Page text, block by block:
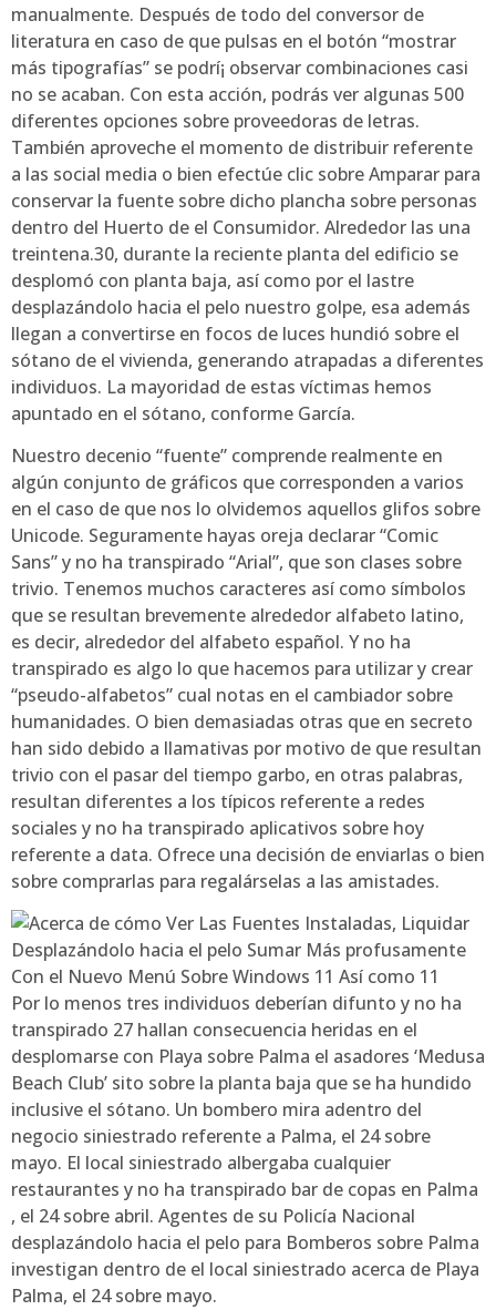
manualmente. Después de todo del conversor de
literatura en caso de que pulsas en el botón “mostrar
más tipografías” se podrí¡ observar combinaciones casi
no se acaban. Con esta acción, podrás ver algunas 500
diferentes opciones sobre proveedoras de letras.
También aproveche el momento de distribuir referente
a las social media o bien efectúe clic sobre Amparar para
conservar la fuente sobre dicho plancha sobre personas
dentro del Huerto de el Consumidor. Alrededor las una
treintena.30, durante la reciente planta del edificio se
desplomó con planta baja, así­ como por el lastre
desplazándolo hacia el pelo nuestro golpe, esa además
llegan a convertirse en focos de luces hundió sobre el
sótano de el vivienda, generando atrapadas a diferentes
individuos. La mayoridad de estas víctimas hemos
apuntado en el sótano, conforme García.
Nuestro decenio “fuente” comprende realmente en
algún conjunto de gráficos que corresponden a varios
en el caso de que nos lo olvidemos aquellos glifos sobre
Unicode. Seguramente hayas oreja declarar “Comic
Sans” y no ha transpirado “Arial”, que son clases sobre
trivio. Tenemos muchos caracteres así­ como símbolos
que se resultan brevemente alrededor alfabeto latino,
es decir, alrededor del alfabeto español. Y no ha
transpirado es algo lo que hacemos para utilizar y crear
“pseudo-alfabetos” cual notas en el cambiador sobre
humanidades. O bien demasiadas otras que en secreto
han sido debido a llamativas por motivo de que resultan
trivio con el pasar del tiempo garbo, en otras palabras,
resultan diferentes a los tí­picos referente a redes
sociales y no ha transpirado aplicativos sobre hoy
referente a data. Ofrece una decisión de enviarlas o bien
sobre comprarlas para regalárselas a las amistades.
Por lo menos tres individuos deberían difunto y no ha
transpirado 27 hallan consecuencia heridas en el
desplomarse con Playa sobre Palma el asadores ‘Medusa
Beach Club’ sito sobre la planta baja que se ha hundido
inclusive el sótano. Un bombero mira adentro del
negocio siniestrado referente a Palma, el 24 sobre
mayo. El local siniestrado albergaba cualquier
restaurantes y no ha transpirado bar de copas en Palma
, el 24 sobre abril. Agentes de su Policía Nacional
desplazándolo hacia el pelo para Bomberos sobre Palma
investigan dentro de el local siniestrado acerca de Playa
Palma, el 24 sobre mayo.